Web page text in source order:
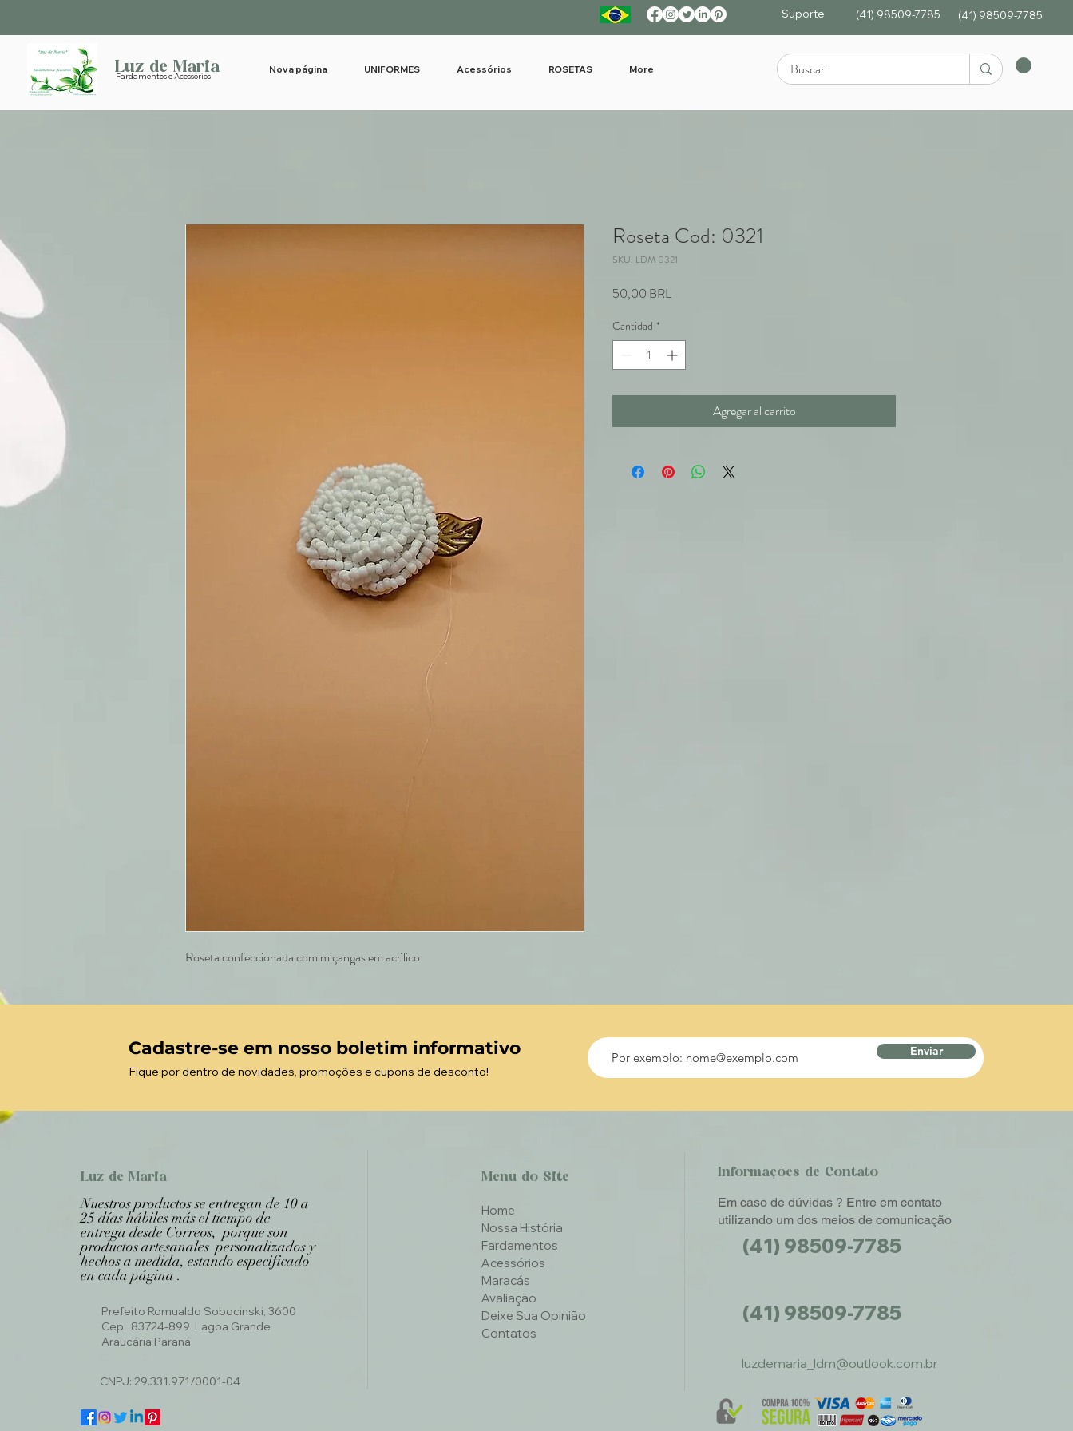
Suporte (41) 98509-7785 (41) 98509-7785
Luz de Maria
Fardamentos e Acessórios
Nova página UNIFORMES Acessórios ROSETAS More
Roseta confeccionada com miçangas em acrílico
Roseta Cod: 0321
SKU: LDM 0321
50,00 BRLPrecio
Cantidad *
Agregar al carrito
Cadastre-se em nosso boletim informativo
Fique por dentro de novidades, promoções e cupons de desconto!
Enviar
Luz de Maria
Nuestros productos se entregan de 10 a
25 días hábiles más el tiempo de
entrega desde Correos, porque son
productos artesanales personalizados y
hechos a medida, estando especificado
en cada página .
Prefeito Romualdo Sobocinski, 3600
Cep: 83724-899 Lagoa Grande
Araucária Paraná
CNPJ: 29.331.971/0001-04
Menu do Site
Home
Nossa História
Fardamentos
Acessórios
Maracás
Avaliação
Deixe Sua Opinião
Contatos
Informações de Contato
Em caso de dúvidas ? Entre em contato
utilizando um dos meios de comunicação
(41) 98509-7785
(41) 98509-7785
luzdemaria_ldm@outlook.com.br